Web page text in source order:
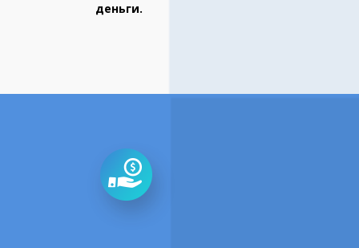
деньги.